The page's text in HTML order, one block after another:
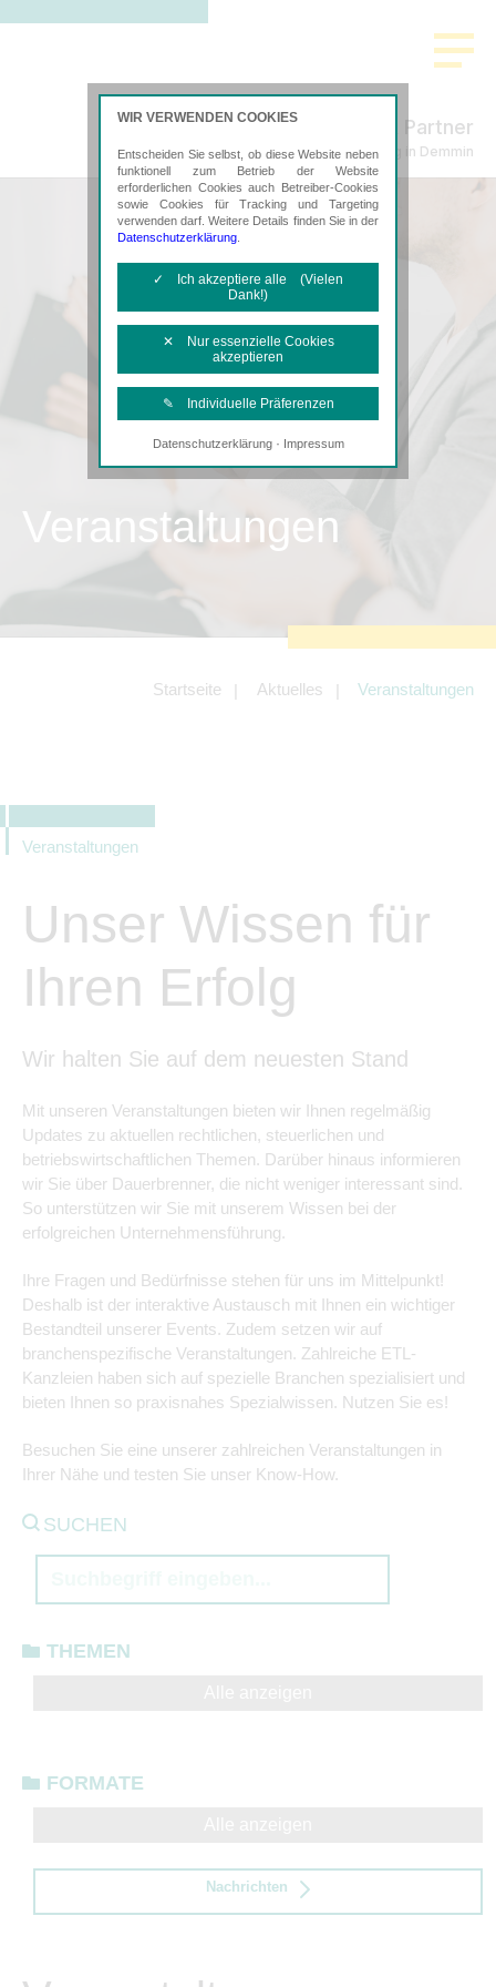
Freund & Partner
Steuerberatung in Demmin
Veranstaltungen
Startseite Aktuelles Veranstaltungen
Veranstaltungen
Unser Wissen für
Ihren Erfolg
Wir halten Sie auf dem neuesten Stand
Mit unseren Veranstaltungen bieten wir Ihnen regelmäßig
Updates zu aktuellen rechtlichen, steuerlichen und
betriebswirtschaftlichen Themen. Darüber hinaus informieren
wir Sie über Dauerbrenner, die nicht weniger interessant sind.
So unterstützen wir Sie mit unserem Wissen bei der
erfolgreichen Unternehmensführung.
Ihre Fragen und Bedürfnisse stehen für uns im Mittelpunkt!
Deshalb ist der interaktive Austausch mit Ihnen ein wichtiger
Bestandteil unserer Events. Zudem setzen wir auf
branchenspezifische Veranstaltungen. Zahlreiche ETL-
Kanzleien haben sich auf spezielle Branchen spezialisiert und
bieten Ihnen so praxisnahes Spezialwissen. Nutzen Sie es!
Besuchen Sie eine unserer zahlreichen Veranstaltungen in
Ihrer Nähe und testen Sie unser Know-How.
SUCHEN
THEMEN
FORMATE
Nachrichten
WIR VERWENDEN COOKIES
Entscheiden Sie selbst, ob diese Website neben
funktionell zum Betrieb der Website
erforderlichen Cookies auch Betreiber-Cookies
sowie Cookies für Tracking und Targeting
verwenden darf. Weitere Details finden Sie in der
Datenschutzerklärung
✓ Ich akzeptiere alle (Vielen
Dank!)
✕ Nur essenzielle Cookies
akzeptieren
✎ Individuelle Präferenzen
Notwendige Cookies
Diese Cookies sind erforderlich, um die
Tracking- und Targeting-Cookies
Angebotes einschließlich der
Angeboten von z.B. Facebook und
LinkedIn.
Datenschutzerklärung· Impressum